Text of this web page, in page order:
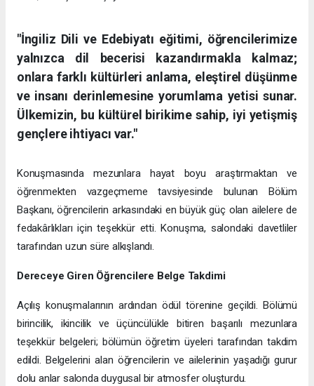
"İngiliz Dili ve Edebiyatı eğitimi, öğrencilerimize
yalnızca dil becerisi kazandırmakla kalmaz;
onlara farklı kültürleri anlama, eleştirel düşünme
ve insanı derinlemesine yorumlama yetisi sunar.
Ülkemizin, bu kültürel birikime sahip, iyi yetişmiş
gençlere ihtiyacı var."
Konuşmasında mezunlara hayat boyu araştırmaktan ve
öğrenmekten vazgeçmeme tavsiyesinde bulunan Bölüm
Başkanı, öğrencilerin arkasındaki en büyük güç olan ailelere de
fedakârlıkları için teşekkür etti. Konuşma, salondaki davetliler
tarafından uzun süre alkışlandı.
Dereceye Giren Öğrencilere Belge Takdimi
Açılış konuşmalarının ardından ödül törenine geçildi. Bölümü
birincilik, ikincilik ve üçüncülükle bitiren başarılı mezunlara
teşekkür belgeleri; bölümün öğretim üyeleri tarafından takdim
edildi. Belgelerini alan öğrencilerin ve ailelerinin yaşadığı gurur
dolu anlar salonda duygusal bir atmosfer oluşturdu.